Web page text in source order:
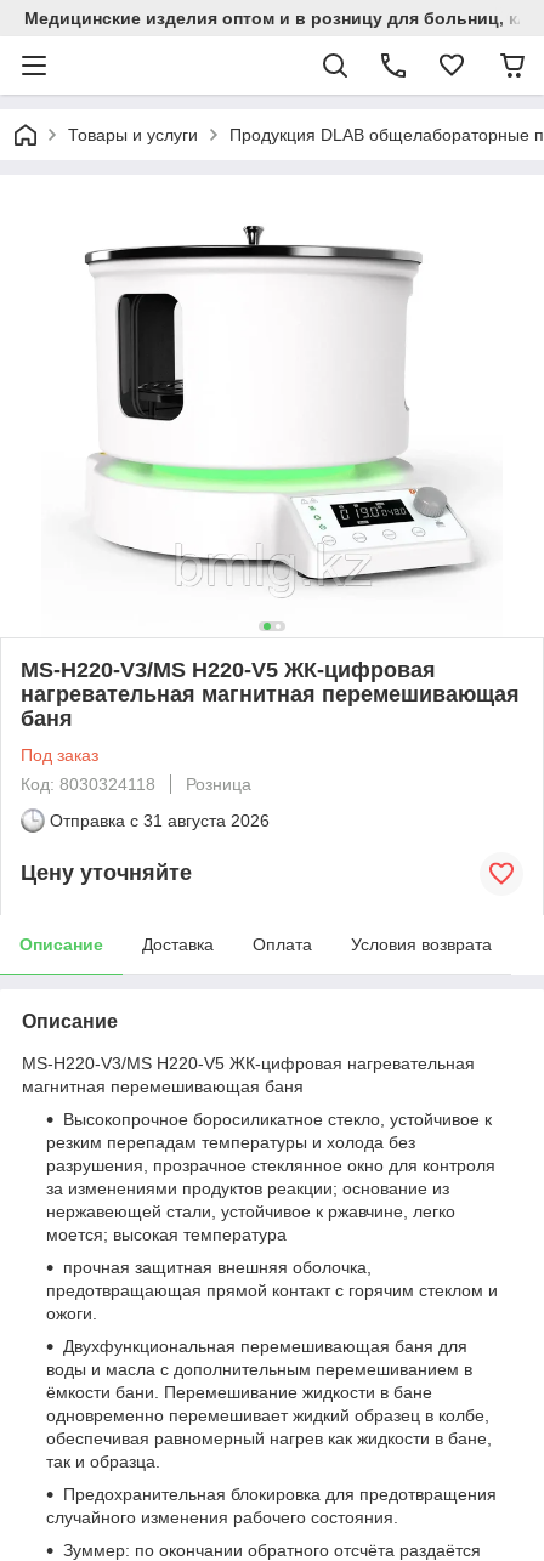
Медицинские изделия оптом и в розницу для больниц,
Товары и услуги Продукция DLAB общелабораторные
MS-H220-V3/MS H220-V5 ЖК-цифровая
нагревательная магнитная перемешивающая
баня
Под заказ
Код: 8030324118
Розница
Отправка с 31 августа 2026
Цену уточняйте
Описание Доставка Оплата Условия возврата
Описание
MS-H220-V3/MS H220-V5 ЖК-цифровая нагревательная
магнитная перемешивающая баня
Высокопрочное боросиликатное стекло, устойчивое к
резким перепадам температуры и холода без
разрушения, прозрачное стеклянное окно для контроля
за изменениями продуктов реакции; основание из
нержавеющей стали, устойчивое к ржавчине, легко
моется; высокая температура
прочная защитная внешняя оболочка,
предотвращающая прямой контакт с горячим стеклом и
ожоги.
Двухфункциональная перемешивающая баня для
воды и масла с дополнительным перемешиванием в
ёмкости бани. Перемешивание жидкости в бане
одновременно перемешивает жидкий образец в колбе,
обеспечивая равномерный нагрев как жидкости в бане,
так и образца.
Предохранительная блокировка для предотвращения
случайного изменения рабочего состояния.
Зуммер: по окончании обратного отсчёта раздаётся